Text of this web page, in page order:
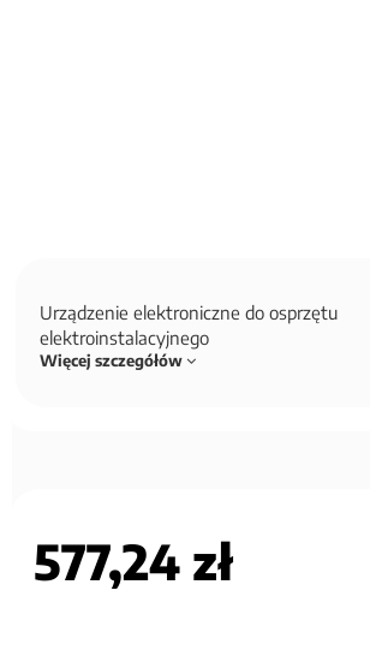
Urządzenie elektroniczne do osprzętu
elektroinstalacyjnego
Więcej szczegółów
577,24 zł